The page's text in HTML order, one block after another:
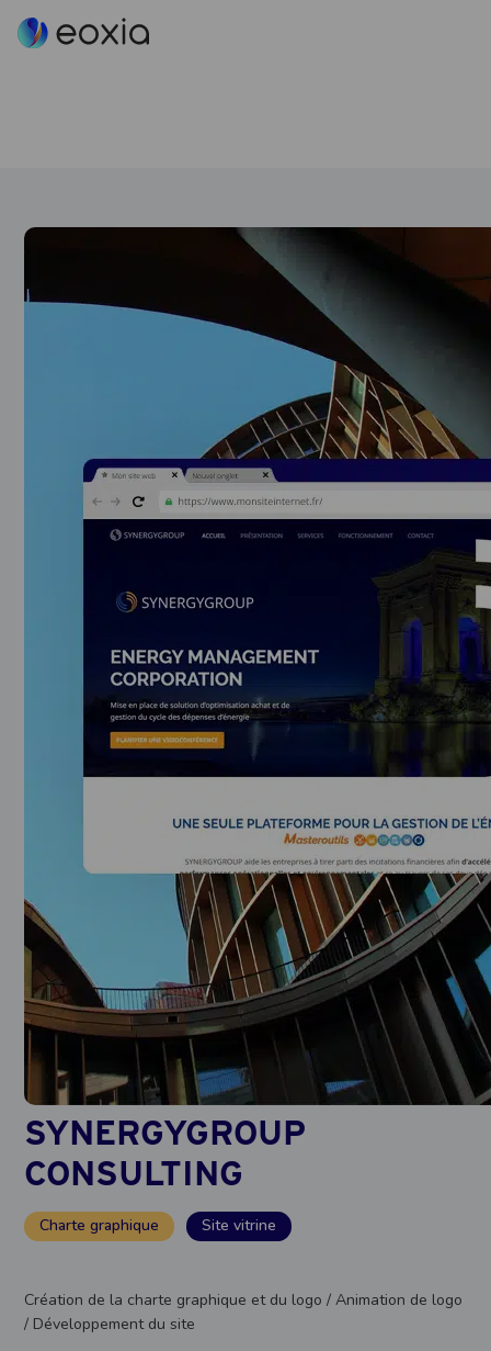
SYNERGYGROUP
CONSULTING
Charte graphique Site vitrine
Création de la charte graphique et du logo / Animation de logo
/ Développement du site